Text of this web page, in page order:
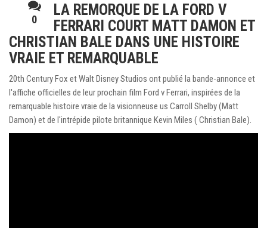
0
LA REMORQUE DE LA FORD V
FERRARI COURT MATT DAMON ET
CHRISTIAN BALE DANS UNE HISTOIRE
VRAIE ET REMARQUABLE
20th Century Fox et Walt Disney Studios ont publié la bande-annonce et
l'affiche officielles de leur prochain film Ford v Ferrari, inspirées de la
remarquable histoire vraie de la visionneuse us Carroll Shelby (Matt
Damon) et de l'intrépide pilote britannique Kevin Miles ( Christian Bale).